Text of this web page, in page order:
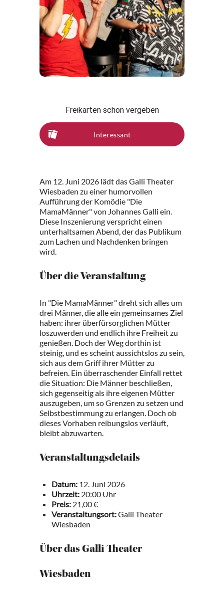
Freikarten schon vergeben
Interessant
Am 12. Juni 2026 lädt das Galli Theater
Wiesbaden zu einer humorvollen
Aufführung der Komödie "Die
MamaMänner" von Johannes Galli ein.
Diese Inszenierung verspricht einen
unterhaltsamen Abend, der das Publikum
zum Lachen und Nachdenken bringen
wird.
Über die Veranstaltung
In "Die MamaMänner" dreht sich alles um
drei Männer, die alle ein gemeinsames Ziel
haben: ihrer überfürsorglichen Mütter
loszuwerden und endlich ihre Freiheit zu
genießen. Doch der Weg dorthin ist
steinig, und es scheint aussichtslos zu sein,
sich aus dem Griff ihrer Mütter zu
befreien. Ein überraschender Einfall rettet
die Situation: Die Männer beschließen,
sich gegenseitig als ihre eigenen Mütter
auszugeben, um so Grenzen zu setzen und
Selbstbestimmung zu erlangen. Doch ob
dieses Vorhaben reibungslos verläuft,
bleibt abzuwarten.
Veranstaltungsdetails
Datum: 12. Juni 2026
Uhrzeit: 20:00 Uhr
Preis: 21,00 €
Veranstaltungsort:Galli Theater
Wiesbaden
Über das Galli Theater
Wiesbaden